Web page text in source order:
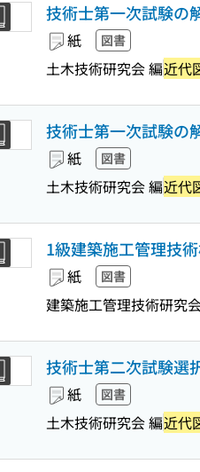
技術士第一次試験の
紙 図書
土木技術研究会 編近代
技術士第一次試験の
紙 図書
土木技術研究会 編近代
1級建築施工管理技
紙 図書
建築施工管理技術研究
技術士第二次試験選
紙 図書
土木技術研究会 編近代